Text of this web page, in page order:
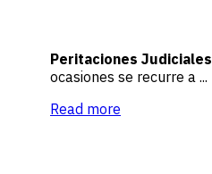
Peritaciones Judiciales
ocasiones se recurre a ...
Read more